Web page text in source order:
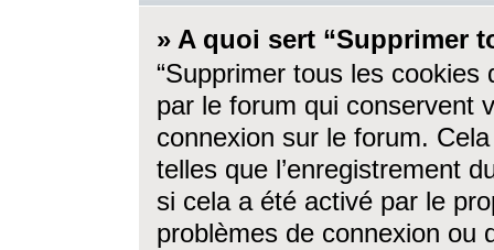
» A quoi sert “Supprimer
“Supprimer tous les cookies
par le forum qui conservent
connexion sur le forum.
telles que l’enregistrement
si cela a été activé par le
problèmes de connexion ou